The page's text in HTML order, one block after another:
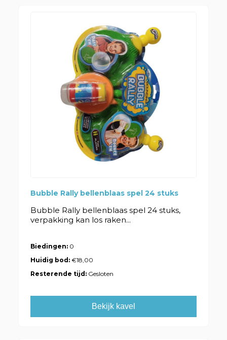
Bubble Rally bellenblaas spel 24 stuks
Bubble Rally bellenblaas spel 24 stuks,
verpakking kan los raken...
Biedingen: 0
Huidig bod:€18,00
Resterende tijd: Gesloten
Bekijk kavel